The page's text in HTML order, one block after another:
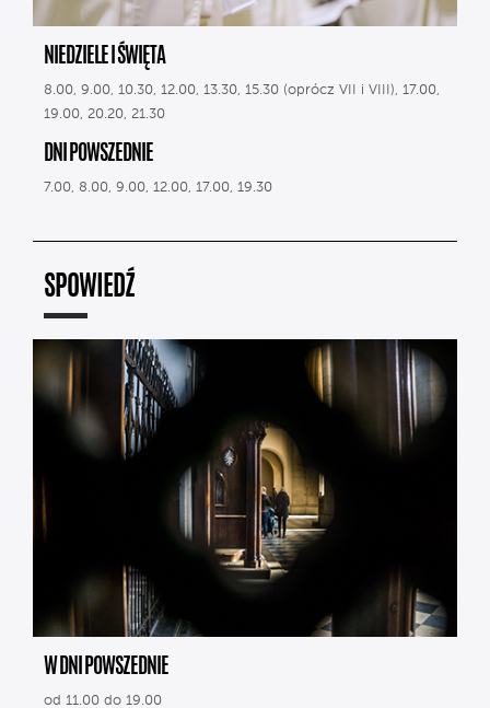
NIEDZIELE I ŚWIĘTA
8.00, 9.00, 10.30, 12.00, 13.30, 15.30 (oprócz VII i VIII), 17.00,
19.00, 20.20, 21.30
DNI POWSZEDNIE
7.00, 8.00, 9.00, 12.00, 17.00, 19.30
SPOWIEDŹ
W DNI POWSZEDNIE
od 11.00 do 19.00